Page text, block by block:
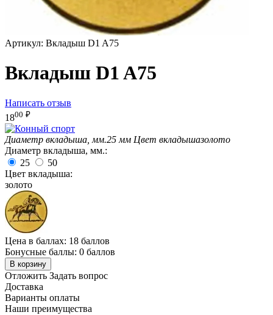
Артикул: Вкладыш D1 A75
Вкладыш D1 A75
Написать отзыв
1800 ₽
Диаметр вкладыша, мм.25 мм Цвет вкладышазолото
Диаметр вкладыша, мм.:
25
50
Цвет вкладыша:
золото
Цена в баллах: 18 баллов
Бонусные баллы: 0 баллов
В корзину
Отложить Задать вопрос
Доставка
Варианты оплаты
Наши преимущества